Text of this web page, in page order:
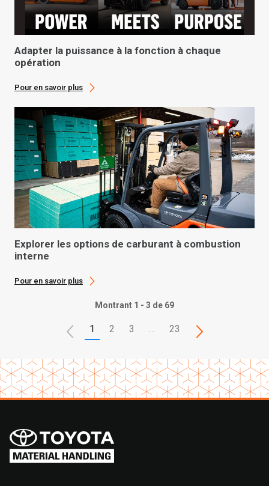
Adapter la puissance à la fonction à chaque
opération
Pour en savoir plus
Explorer les options de carburant à combustion
interne
Pour en savoir plus
Montrant 1 - 3 de 69
1 2 3 23